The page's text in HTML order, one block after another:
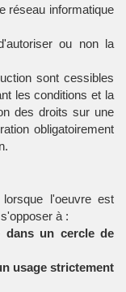
réseau informatique
ou non la
sont cessibles
les conditions et la
des droits sur une
obligatoirement
l'oeuvre est
à :
dans un cercle de
usage strictement